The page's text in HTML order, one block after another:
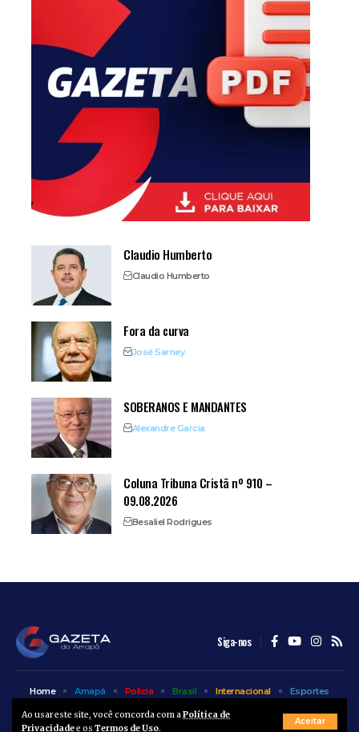
Ao usar este site, você concorda com aPolítica de
Privacidadee os Termos de Uso.
Aceitar
Claudio Humberto
Claudio Humberto
Fora da curva
José Sarney
SOBERANOS E MANDANTES
Alexandre Garcia
Coluna Tribuna Cristã nº 910 –
09.08.2026
Besaliel Rodrigues
Siga-nos
Home Amapá Polícia Brasil Internacional
Esportes
Entretenimento